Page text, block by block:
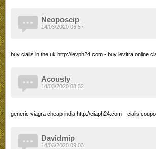
Neoposcip
buy cialis in the uk http://levph24.com - buy levitra online
14/03/2020 06:57
Acously
generic viagra cheap india http://ciaph24.com - cialis
14/03/2020 08:32
Davidmip
14/03/2020 09:03